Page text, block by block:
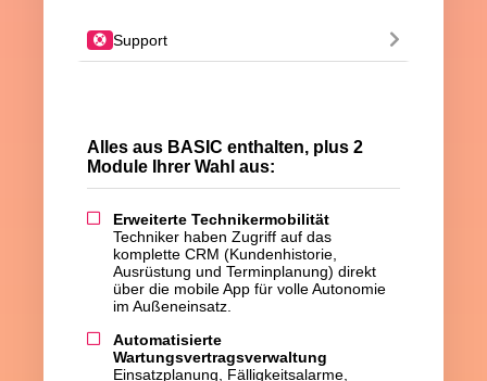
Support
Alles aus BASIC enthalten, plus 2
Module Ihrer Wahl aus:
Erweiterte Technikermobilität
Techniker haben Zugriff auf das
komplette CRM (Kundenhistorie,
Ausrüstung und Terminplanung) direkt
über die mobile App für volle Autonomie
im Außeneinsatz.
Automatisierte
Wartungsvertragsverwaltung
Einsatzplanung, Fälligkeitsalarme,